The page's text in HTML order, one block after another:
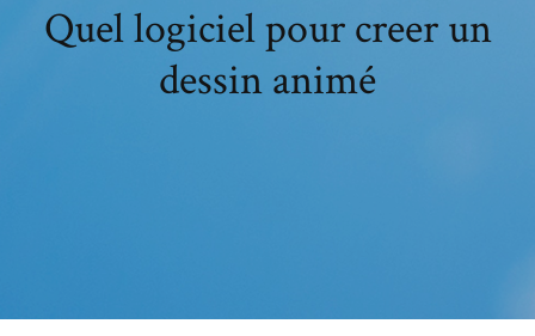
Quel logiciel pour creer un
dessin animé